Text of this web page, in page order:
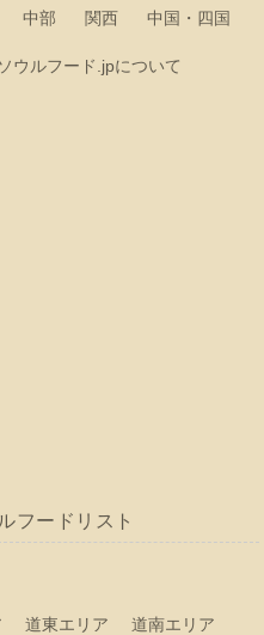
中部 関西 中国・四国
ソウルフード.jpについて
フードリスト
道東エリア 道南エリア